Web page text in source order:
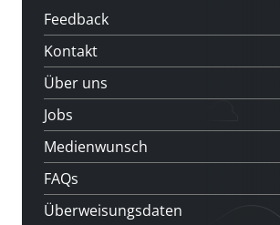
Feedback
Kontakt
Über uns
Jobs
Medienwunsch
FAQs
Überweisungsdaten